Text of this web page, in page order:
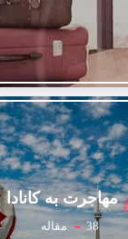
مهاجرت به کانادا
38 مقاله